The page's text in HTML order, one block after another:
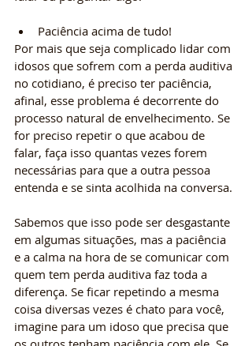
Paciência acima de tudo!
Por mais que seja complicado lidar com
idosos que sofrem com a perda auditiva
no cotidiano, é preciso ter paciência,
afinal, esse problema é decorrente do
processo natural de envelhecimento. Se
for preciso repetir o que acabou de
falar, faça isso quantas vezes forem
necessárias para que a outra pessoa
entenda e se sinta acolhida na conversa.
Sabemos que isso pode ser desgastante
em algumas situações, mas a paciência
e a calma na hora de se comunicar com
quem tem perda auditiva faz toda a
diferença. Se ficar repetindo a mesma
coisa diversas vezes é chato para você,
imagine para um idoso que precisa que